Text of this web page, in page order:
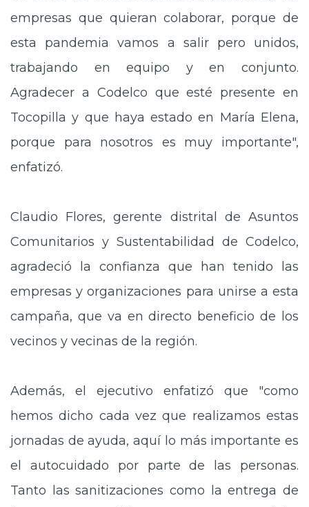
empresas que quieran colaborar, porque de
esta pandemia vamos a salir pero unidos,
trabajando en equipo y en conjunto.
Agradecer a Codelco que esté presente en
Tocopilla y que haya estado en María Elena,
porque para nosotros es muy importante",
enfatizó.
Claudio Flores, gerente distrital de Asuntos
Comunitarios y Sustentabilidad de Codelco,
agradeció la confianza que han tenido las
empresas y organizaciones para unirse a esta
campaña, que va en directo beneficio de los
vecinos y vecinas de la región.
Además, el ejecutivo enfatizó que "como
hemos dicho cada vez que realizamos estas
jornadas de ayuda, aquí lo más importante es
el autocuidado por parte de las personas.
Tanto las sanitizaciones como la entrega de